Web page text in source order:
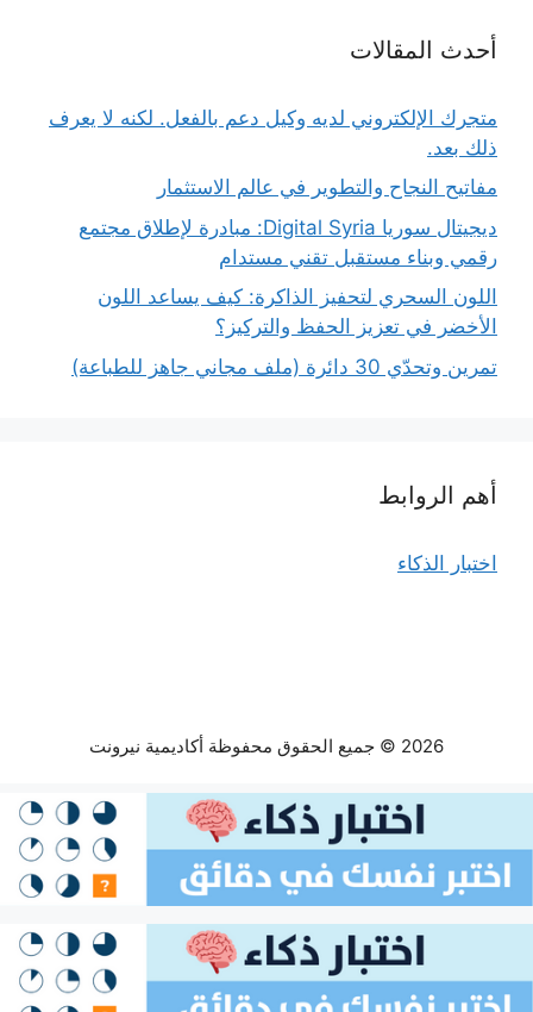
أحدث المقالات
متجرك الإلكتروني لديه وكيل دعم بالفعل. لكنه لا يعرف
ذلك بعد.
مفاتيح النجاح والتطوير في عالم الاستثمار
ديجيتال سوريا Digital Syria: مبادرة لإطلاق مجتمع
رقمي وبناء مستقبل تقني مستدام
اللون السحري لتحفيز الذاكرة: كيف يساعد اللون
الأخضر في تعزيز الحفظ والتركيز؟
تمرين وتحدّي 30 دائرة (ملف مجاني جاهز للطباعة)
أهم الروابط
اختبار الذكاء
2026 © جميع الحقوق محفوظة أكاديمية نيرونت